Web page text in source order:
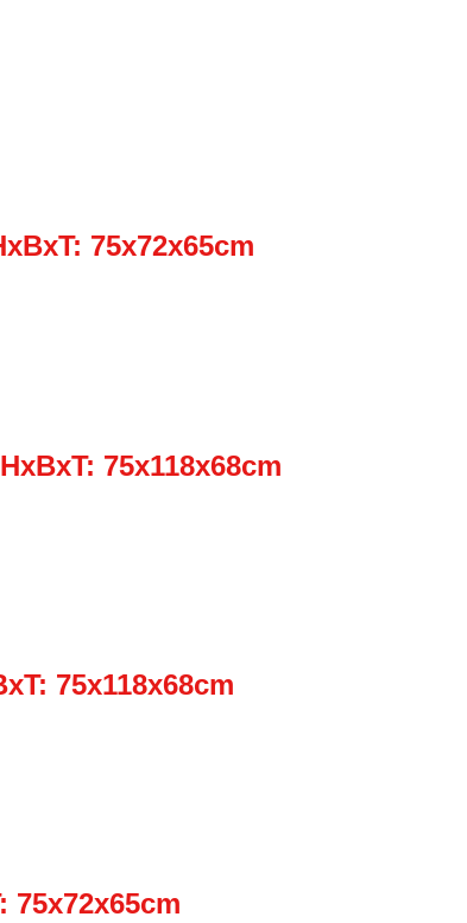
75x72x65cm
75x118x68cm
75x118x68cm
75x72x65cm